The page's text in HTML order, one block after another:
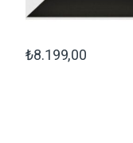
₺8.199,00